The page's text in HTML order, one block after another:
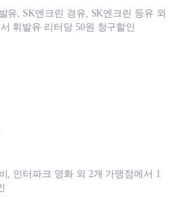
유, SK엔크린 경유, SK엔크린 등유 외
휘발유 리터당 50원 청구할인
, 인터파크 영화 외 2개 가맹점에서 1